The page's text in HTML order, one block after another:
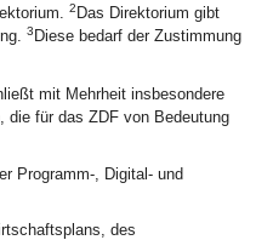
2 Das Direktorium gibt
3 Diese bedarf der Zustimmung
mit Mehrheit insbesondere
die für das ZDF von Bedeutung
Programm-, Digital- und
des